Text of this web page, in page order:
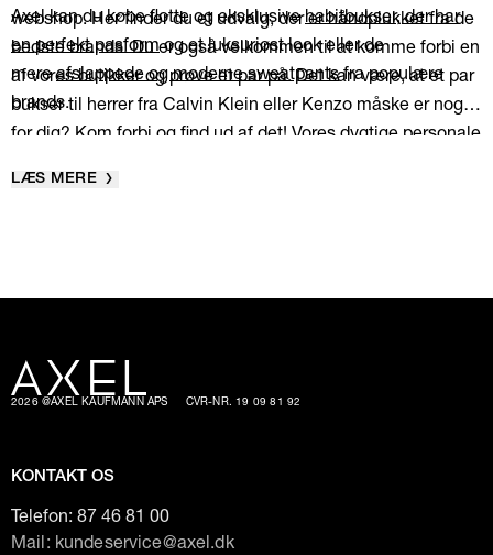
Axel kan du købe flotte og eksklusivehabitbukser, der har
en perfekt pasformog et luksuriøst look eller de
mereafslappede og moderne sweatpantsfra populære
brands.
webshop. Her finder du et udvalg, der er håndplukket fra de
bedste brands. Du er også velkommen til at komme forbi en
af vores butikker og prøve et par på. Det kan være, at et par
bukser til herrer fra Calvin Klein eller Kenzo måske er noget
for dig? Kom forbi og find ud af det! Vores dygtige personale
LÆS MERE
2026 @AXEL KAUFMANN APS CVR-NR. 19 09 81 92
KONTAKT OS
Telefon: 87 46 81 00
Mail: kundeservice@axel.dk